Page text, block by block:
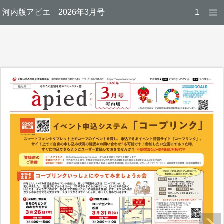
河内版アピエ 2026年3月号 1